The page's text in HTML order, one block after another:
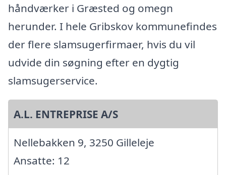
håndværker i Græsted og omegn
herunder. I hele Gribskov kommunefindes
der flere slamsugerfirmaer, hvis du vil
udvide din søgning efter en dygtig
slamsugerservice.
A.L. ENTREPRISE A/S
Nellebakken 9, 3250 Gilleleje
Ansatte: 12